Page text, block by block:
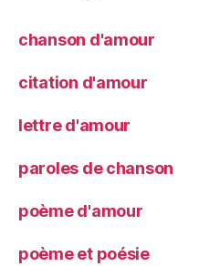
chanson d'amour
citation d'amour
lettre d'amour
paroles de chanson
poème d'amour
poème et poésie